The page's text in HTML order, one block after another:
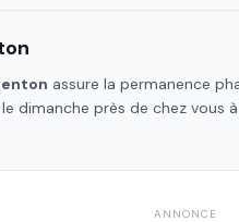
assure la permanence
dimanche près de chez vous à
ANNONCE